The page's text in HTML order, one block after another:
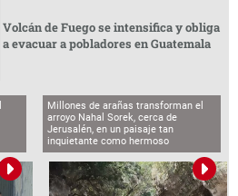
Volcán de Fuego se intensifica y obliga
a evacuar a pobladores en Guatemala
Millones de arañas transforman el
arroyo Nahal Sorek, cerca de
Jerusalén, en un paisaje tan
inquietante como hermoso